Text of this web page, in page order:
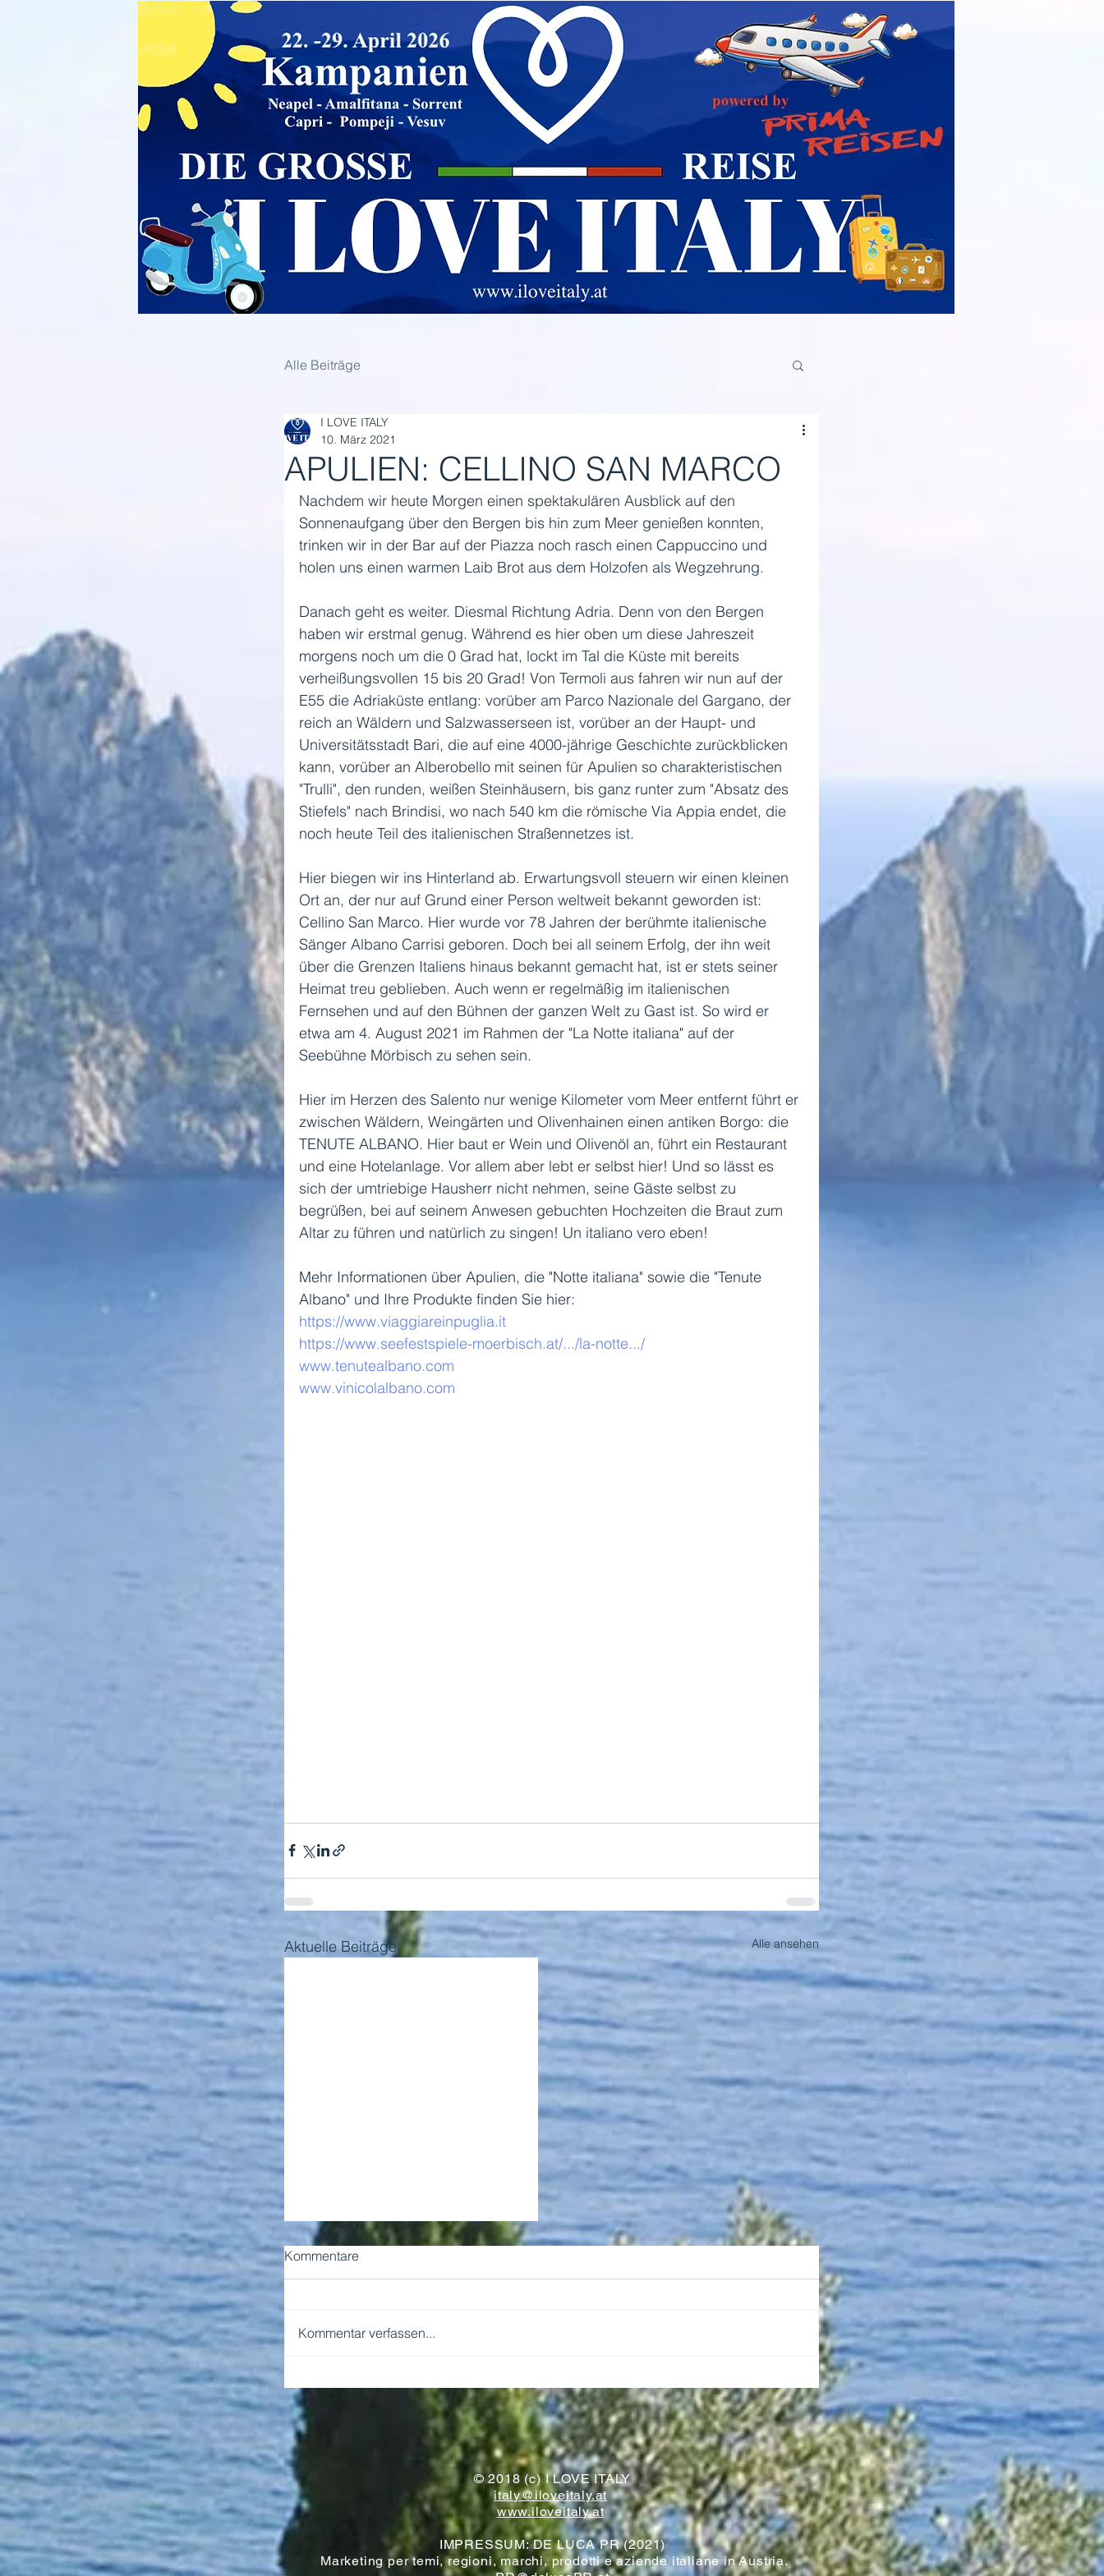
Alle Beiträge
APULIEN: CELLINO SAN MARCO
I LOVE ITALY
10. März 2021
Nachdem wir heute Morgen einen spektakulären Ausblick auf den
Sonnenaufgang über den Bergen bis hin zum Meer genießen konnten,
trinken wir in der Bar auf der Piazza noch rasch einen Cappuccino und
holen uns einen warmen Laib Brot aus dem Holzofen als Wegzehrung.
Danach geht es weiter. Diesmal Richtung Adria. Denn von den Bergen
haben wir erstmal genug. Während es hier oben um diese Jahreszeit
morgens noch um die 0 Grad hat, lockt im Tal die Küste mit bereits
verheißungsvollen 15 bis 20 Grad! Von Termoli aus fahren wir nun auf der
E55 die Adriaküste entlang: vorüber am Parco Nazionale del Gargano, der
reich an Wäldern und Salzwasserseen ist, vorüber an der Haupt- und
Universitätsstadt Bari, die auf eine 4000-jährige Geschichte zurückblicken
kann, vorüber an Alberobello mit seinen für Apulien so charakteristischen
"Trulli", den runden, weißen Steinhäusern, bis ganz runter zum "Absatz des
Stiefels" nach Brindisi, wo nach 540 km die römische Via Appia endet, die
noch heute Teil des italienischen Straßennetzes ist.
Hier biegen wir ins Hinterland ab. Erwartungsvoll steuern wir einen kleinen
Ort an, der nur auf Grund einer Person weltweit bekannt geworden ist:
Cellino San Marco. Hier wurde vor 78 Jahren der berühmte italienische
Sänger Albano Carrisi geboren. Doch bei all seinem Erfolg, der ihn weit
über die Grenzen Italiens hinaus bekannt gemacht hat, ist er stets seiner
Heimat treu geblieben. Auch wenn er regelmäßig im italienischen
Fernsehen und auf den Bühnen der ganzen Welt zu Gast ist. So wird er
etwa am 4. August 2021 im Rahmen der "La Notte italiana" auf der
Seebühne Mörbisch zu sehen sein.
Hier im Herzen des Salento nur wenige Kilometer vom Meer entfernt führt er
zwischen Wäldern, Weingärten und Olivenhainen einen antiken Borgo: die
TENUTE ALBANO. Hier baut er Wein und Olivenöl an, führt ein Restaurant
und eine Hotelanlage. Vor allem aber lebt er selbst hier! Und so lässt es
sich der umtriebige Hausherr nicht nehmen, seine Gäste selbst zu
begrüßen, bei auf seinem Anwesen gebuchten Hochzeiten die Braut zum
Altar zu führen und natürlich zu singen! Un italiano vero eben!
Mehr Informationen über Apulien, die "Notte italiana" sowie die "Tenute
Albano" und Ihre Produkte finden Sie hier:
https://www.viaggiareinpuglia.it
https://www.seefestspiele-moerbisch.at/.../la-notte.../
www.tenutealbano.com
www.vinicolalbano.com
Aktuelle Beiträge Alle ansehen
Kommentare
Kommentar verfassen...
© 2018 (c) I LOVE ITALY
italy@iloveitaly.at
www.iloveitaly.at
IMPRESSUM: DE LUCA PR (2021)
Marketing per temi, regioni, marchi, prodotti e aziende italiane inAustria.